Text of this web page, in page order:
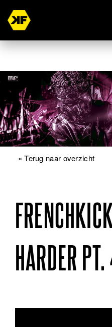
« Terug naar overzicht
HARDER